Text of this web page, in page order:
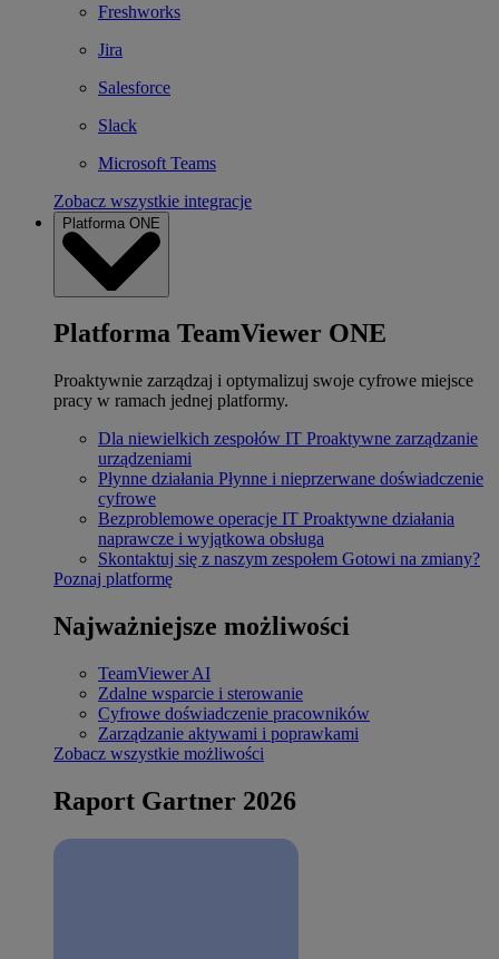
Freshworks
Jira
Salesforce
Slack
Microsoft Teams
Zobacz wszystkie integracje
Platforma ONE
Platforma TeamViewer ONE
Proaktywnie zarządzaj i optymalizuj swoje cyfrowe miejsce
pracy w ramach jednej platformy.
Dla niewielkich zespołów IT Proaktywne zarządzanie
urządzeniami
Płynne działania Płynne i nieprzerwane doświadczenie
cyfrowe
Bezproblemowe operacje IT Proaktywne działania
naprawcze i wyjątkowa obsługa
Skontaktuj się z naszym zespołem Gotowi na zmiany?
Poznaj platformę
Najważniejsze możliwości
TeamViewer AI
Zdalne wsparcie i sterowanie
Cyfrowe doświadczenie pracowników
Zarządzanie aktywami i poprawkami
Zobacz wszystkie możliwości
Raport Gartner 2026